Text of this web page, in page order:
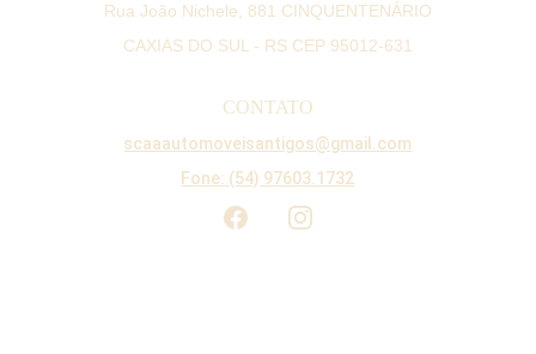
Rua João Nichele, 881 CINQUENTENÁRIO
CAXIAS DO SUL - RS CEP 95012-631
CONTATO
scaaautomoveisantigos@gmail.com
Fone: (54) 97603.1732